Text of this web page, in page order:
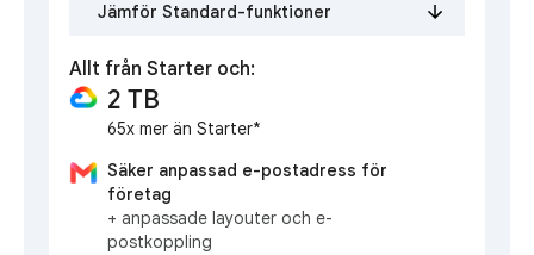
Jämför Standard-funktioner
Allt från Starter och:
2 TB
65x mer än Starter*
Säker anpassad e-postadress för
företag
+ anpassade layouter och e-
postkoppling